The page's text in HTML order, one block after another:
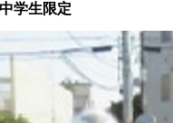
学生限定